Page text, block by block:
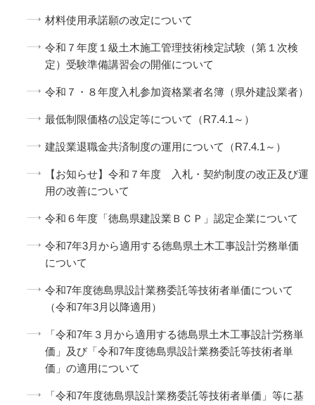
材料使用承諾願の改定について
令和７年度１級土木施工管理技術検定試験（第１次検
定）受験準備講習会の開催について
令和７・８年度入札参加資格業者名簿（県外建設業者）
最低制限価格の設定等について（R7.4.1～）
建設業退職金共済制度の運用について（R7.4.1～）
【お知らせ】令和７年度 入札・契約制度の改正及び運
用の改善について
令和６年度「徳島県建設業ＢＣＰ」認定企業について
令和7年3月から適用する徳島県土木工事設計労務単価
について
令和7年度徳島県設計業務委託等技術者単価について
（令和7年3月以降適用）
「令和7年３月から適用する徳島県土木工事設計労務単
価」及び「令和7年度徳島県設計業務委託等技術者単
価」の適用について
「令和7年度徳島県設計業務委託等技術者単価」等に基